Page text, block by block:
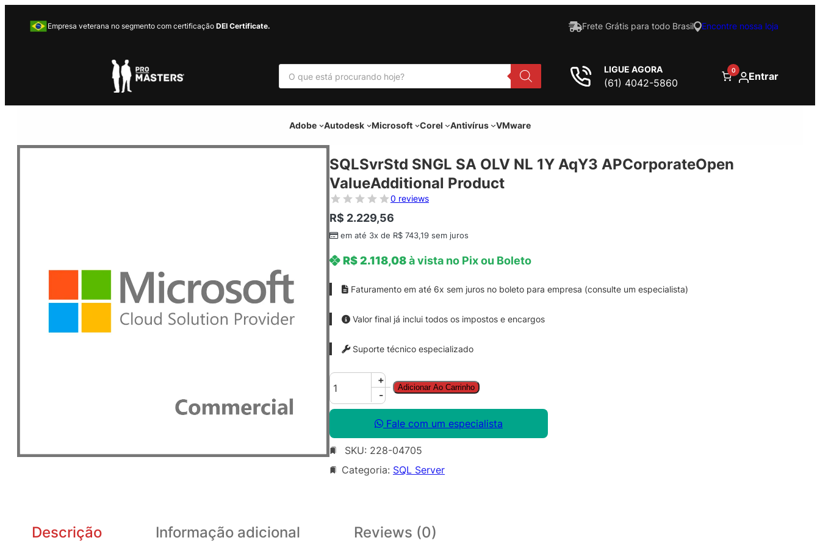
Empresa veterana no segmento com certificação DEI Certificate. Frete Grátis para todo Brasil Encontre nossa loja
P
s
u
r
LIGUE AGORA
(61) 4042-5860
0 Entrar
Adobe Autodesk Microsoft Corel Antivírus VMware
SQLSvrStd SNGL SA OLV NL 1Y AqY3 APCorporateOpen
ValueAdditional Product
0 reviews
R$ 2.229,56
em até 3x de R$ 743,19 sem juros
R$2.118,08à vista no Pix ou Boleto
Faturamento em até 6x sem juros no boleto para empresa (consulte um especialista)
Valor final já inclui todos os impostos e encargos
Suporte técnico especializado
S
Q
L
v
r
S
+
-
Adicionar Ao Carrinho
Fale com um especialista
SKU: 228-04705
Categoria: SQL Server
Descrição Informação adicional Reviews (0)